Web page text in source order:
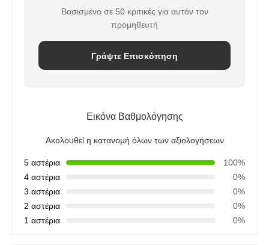
Βασισμένο σε 50 κριτικές για αυτόν τον
προμηθευτή
Γράψτε Επισκόπηση
Εικόνα Βαθμολόγησης
Ακολουθεί η κατανομή όλων των αξιολογήσεων
5 αστέρια
100%
4 αστέρια
0%
3 αστέρια
0%
2 αστέρια
0%
1 αστέρια
0%